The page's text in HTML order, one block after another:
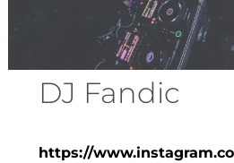
DJ Fandic
https://